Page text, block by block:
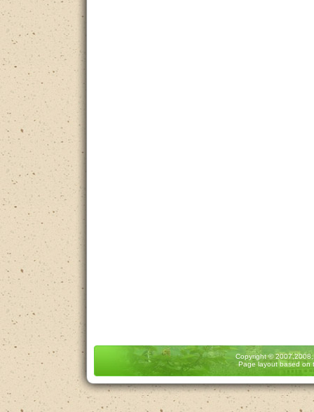
Copyright©
Page layout based on